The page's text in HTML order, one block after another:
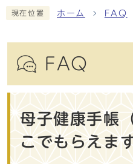
現在位置 ホーム FAQ
FAQ
母子健康手帳
こでもらえま